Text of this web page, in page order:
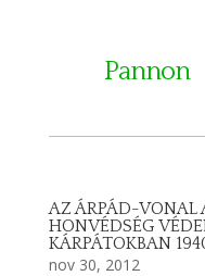
Pannon
AZ ÁRPÁD-VONAL
HONVÉDSÉG
KÁRPÁTOKBAN
nov 30, 2012